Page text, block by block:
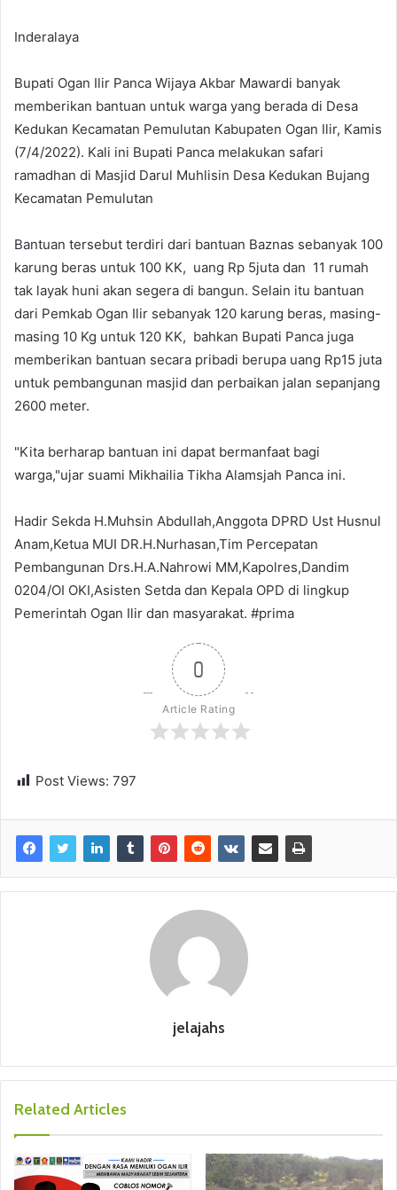
Inderalaya
Bupati Ogan Ilir Panca Wijaya Akbar Mawardi banyak
memberikan bantuan untuk warga yang berada di Desa
Kedukan Kecamatan Pemulutan Kabupaten Ogan Ilir, Kamis
(7/4/2022). Kali ini Bupati Panca melakukan safari
ramadhan di Masjid Darul Muhlisin Desa Kedukan Bujang
Kecamatan Pemulutan
Bantuan tersebut terdiri dari bantuan Baznas sebanyak 100
karung beras untuk 100 KK, uang Rp 5juta dan 11 rumah
tak layak huni akan segera di bangun. Selain itu bantuan
dari Pemkab Ogan Ilir sebanyak 120 karung beras, masing-
masing 10 Kg untuk 120 KK, bahkan Bupati Panca juga
memberikan bantuan secara pribadi berupa uang Rp15 juta
untuk pembangunan masjid dan perbaikan jalan sepanjang
2600 meter.
"Kita berharap bantuan ini dapat bermanfaat bagi
warga,"ujar suami Mikhailia Tikha Alamsjah Panca ini.
Hadir Sekda H.Muhsin Abdullah,Anggota DPRD Ust Husnul
Anam,Ketua MUI DR.H.Nurhasan,Tim Percepatan
Pembangunan Drs.H.A.Nahrowi MM,Kapolres,Dandim
0204/OI OKI,Asisten Setda dan Kepala OPD di lingkup
Pemerintah Ogan Ilir dan masyarakat. #prima
0
Article Rating
Post Views: 797
jelajahs
Related Articles